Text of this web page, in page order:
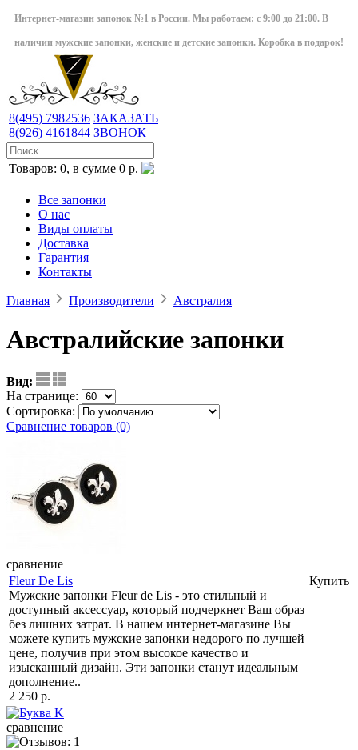
Интернет-магазин запонок №1 в России. Мы работаем: с 9:00 до 21:00. В
наличии мужские запонки, женские и детские запонки. Коробка в подарок!
8(495) 7982536
8(926) 4161844
ЗАКАЗАТЬ
ЗВОНОК
Товаров: 0, в сумме 0 р.
Все запонки
О нас
Виды оплаты
Доставка
Гарантия
Контакты
Главная Производители Австралия
Австралийские запонки
Вид:
На странице:
Сортировка:
Сравнение товаров (0)
сравнение
Fleur De Lis
Мужские запонки Fleur de Lis - это стильный и
доступный аксессуар, который подчеркнет Ваш образ
без лишних затрат. В нашем интернет-магазине Вы
можете купить мужские запонки недорого по лучшей
цене, получив при этом высокое качество и
изысканный дизайн. Эти запонки станут идеальным
дополнение..
2 250 р.
Купить
сравнение